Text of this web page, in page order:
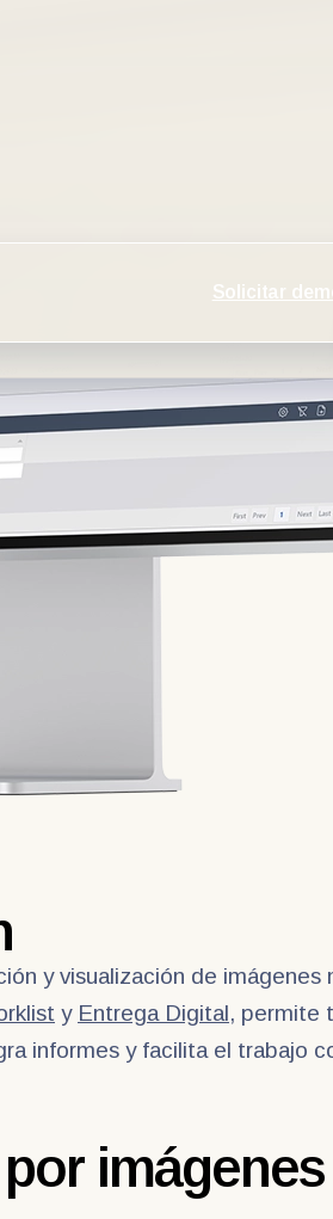
Solicitar
y visualización de
y Entrega Digital, permite
informes y facilita el trabajo